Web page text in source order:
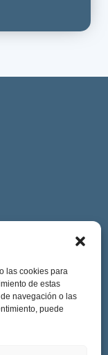
las cookies para
de estas
navegación o las
puede